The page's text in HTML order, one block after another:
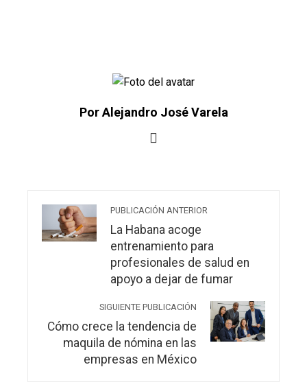
Por Alejandro José Varela
PUBLICACIÓN ANTERIOR
La Habana acoge
entrenamiento para
profesionales de salud en
apoyo a dejar de fumar
SIGUIENTE PUBLICACIÓN
Cómo crece la tendencia de
maquila de nómina en las
empresas en México